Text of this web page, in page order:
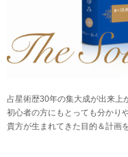
占星術歴30年の集大成が出来上
初心者の方にもとっても分かり
貴方が生まれてきた目的＆計画